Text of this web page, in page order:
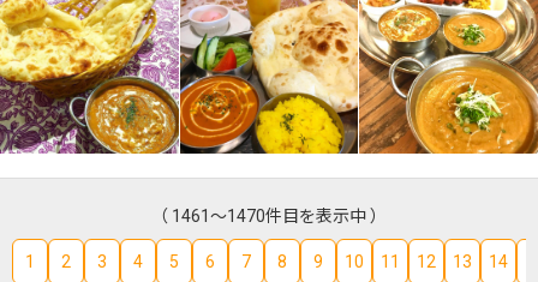
（ 1461～1470件目を表示中 ）
1 2 3 4 5 6 7 8 9 10 11 12 13 14